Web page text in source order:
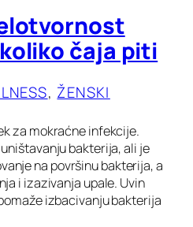
čaja piti
, ŽENSKI
za mokraćne infekcije.
bakterija, ali je
na površinu bakterija, a
i izazivanja upale. Uvin
izbacivanju bakterija